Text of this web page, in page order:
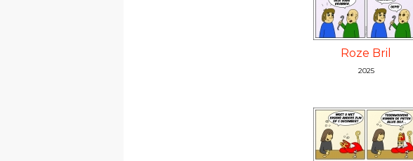
Roze Bril
2025